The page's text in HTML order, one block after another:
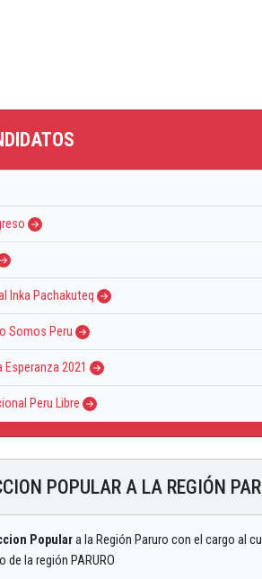
Inka Pachakuteq
Somos Peru
Esperanza 2021
Peru Libre
POPULAR A LA REGIÓN
Populara la Región Paruro con el cargo al
la región PARURO